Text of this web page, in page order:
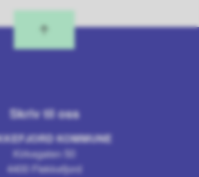
Skriv til oss
KOMMUNE
Kirkegaten 50
4400 Flekkefjord